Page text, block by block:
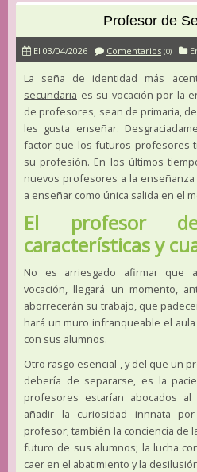
Profesor de
El 03/04/2026 Comentarios (0)
La seña de identidad más
secundaria es su vocación por la
de profesores, sean de primaria,
les gusta enseñar.
factor que los futuros profesores
su profesión. En los últimos
nuevos profesores a la
a enseñar como única salida en el
El profesor de
características y
No es arriesgado afirmar que
vocación, llegará un momento,
aborrecerán su trabajo, que
hará un muro infranqueable el
con sus alumnos.
Otro rasgo esencial , y del que un
debería de separarse, es la
profesores estarían abocados
añadir la curiosidad innnata
profesor; también la conciencia de
futuro de sus alumnos; la lucha
caer en el abatimiento y la